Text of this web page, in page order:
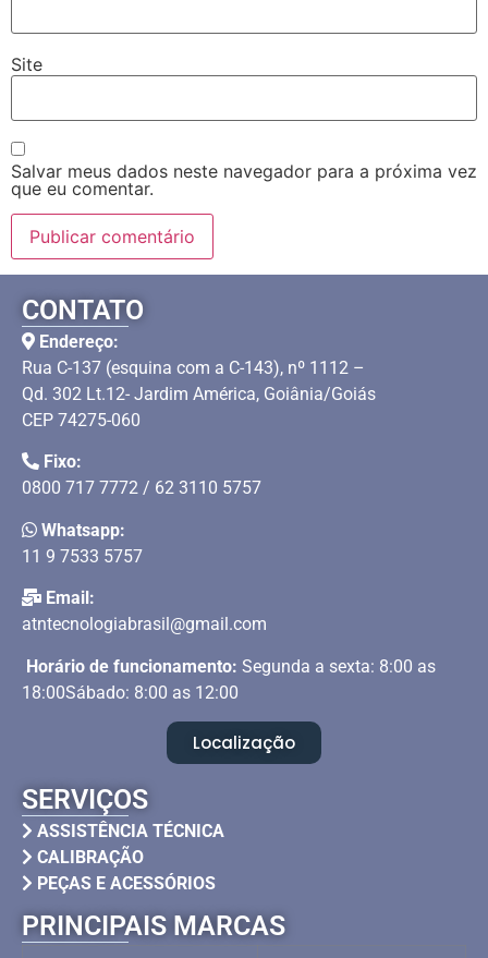
Site
Salvar meus dados neste navegador para a próxima vez
que eu comentar.
CONTATO
Endereço:
Rua C-137 (esquina com a C-143), nº 1112 –
Qd. 302 Lt.12- Jardim América, Goiânia/Goiás
CEP 74275-060
Fixo:
0800 717 7772 / 62 3110 5757
Whatsapp:
11 9 7533 5757
Email:
atntecnologiabrasil@gmail.com
Horário de funcionamento: Segunda a sexta: 8:00 as
18:00Sábado: 8:00 as 12:00
Localização
SERVIÇOS
ASSISTÊNCIA TÉCNICA
CALIBRAÇÃO
PEÇAS E ACESSÓRIOS
PRINCIPAIS MARCAS